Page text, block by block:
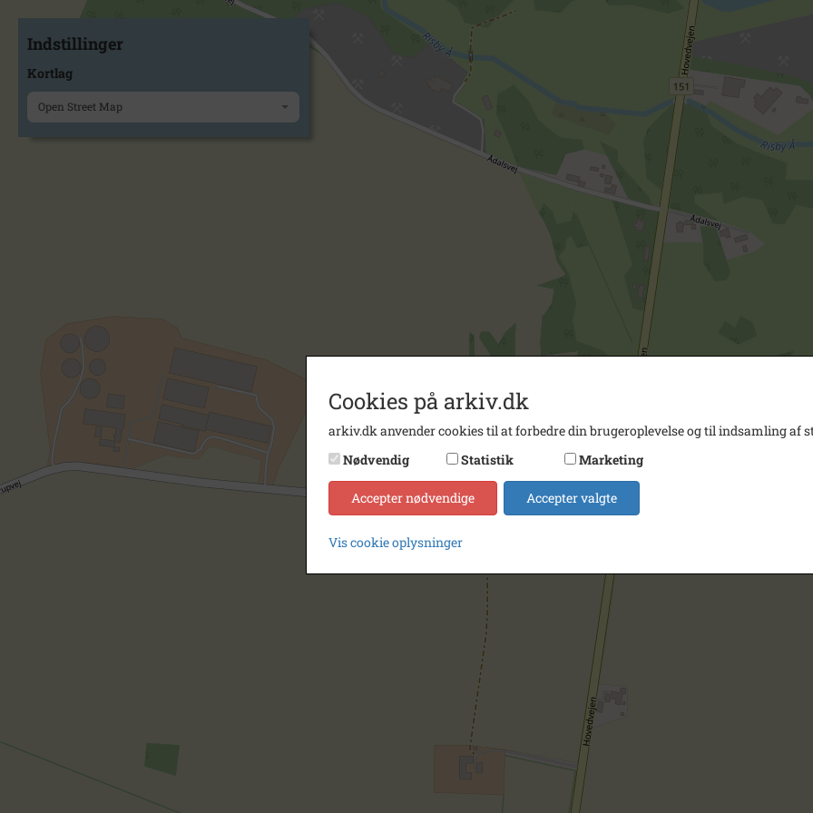
Indstillinger
Kortlag
Open Street Map
Cookies på arkiv.dk
arkiv.dk anvender cookies til at forbedre din brugeroplevelse og til indsamling af
Nødvendig
Statistik Marketing
Accepter nødvendige Accepter valgte
Vis cookie oplysninger